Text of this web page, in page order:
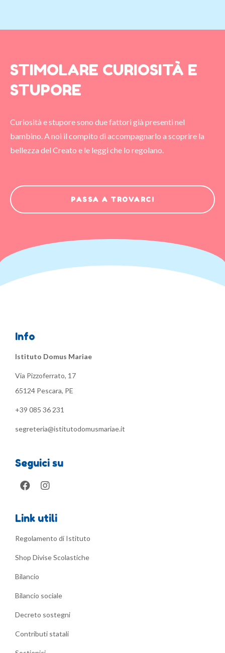
STIMOLARE CURIOSITÀ E
STUPORE
Curiosità e stupore sono due fattori già presenti nel
bambino. A noi il compito di accompagnarlo a scoprire la
bellezza del Creato e le leggi che lo regolano.
PASSA A TROVARCI
Info
Istituto Domus Mariae
Via Pizzoferrato, 17
65124 Pescara, PE
+39 085 36 231
segreteria@istitutodomusmariae.it
Seguici su
Link utili
Regolamento di Istituto
Shop Divise Scolastiche
Bilancio
Bilancio sociale
Decreto sostegni
Contributi statali